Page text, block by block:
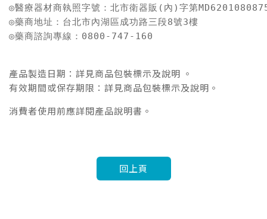
◎醫療器材商執照字號：北市衛器販(內)字第
◎藥商地址：台北市內湖區成功路三段8號3樓
◎藥商諮詢專線：0800-747-160
產品製造日期：詳見商品包裝標示及說明 。
有效期間或保存期限：詳見商品包裝標示及說明。
消費者使用前應詳閱產品說明書。
回上頁